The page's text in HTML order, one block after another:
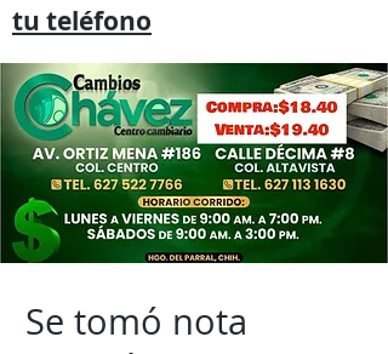
tu teléfono
Se tomó nota